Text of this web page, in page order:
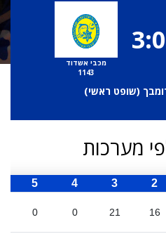
3:0
מכבי אשדוד
1143
(שופט ראשי)
מערכות
2
3
4
5
16
21
0
0